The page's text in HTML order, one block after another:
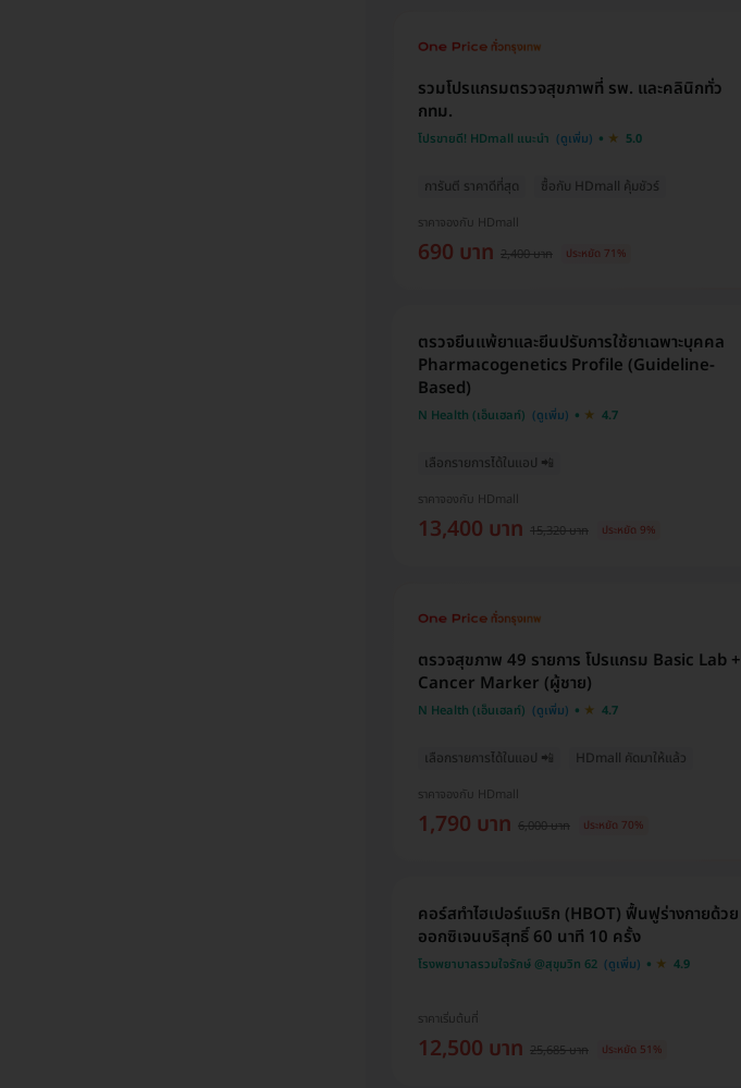
การันตี ราคาดีที่สุด ซื้อกับ HDmall คุ้มชัวร์
รวมโปรแกรมตรวจสุขภาพที่ รพ. และคลินิกทั่ว
กทม.
โปรขายดี! HDmall แนะนำ 5.0
ราคาจองกับ HDmall
690 บาท 2,400 บาท ประหยัด 71%
เลือกรายการได้ในแอป 📲
ตรวจยีนแพ้ยาและยีนปรับการใช้ยาเฉพาะบุคคล
Pharmacogenetics Profile (Guideline-
Based)
N Health (เอ็นเฮลท์) 4.7
ราคาจองกับ HDmall
13,400 บาท 15,320 บาท ประหยัด 9%
เลือกรายการได้ในแอป 📲 HDmall คัดมาให้แล้ว
ตรวจสุขภาพ 49 รายการ โปรแกรม Basic Lab +
Cancer Marker (ผู้ชาย)
N Health (เอ็นเฮลท์) 4.7
ราคาจองกับ HDmall
1,790 บาท 6,000 บาท ประหยัด 70%
คอร์สทำไฮเปอร์แบริก (HBOT) ฟื้นฟูร่างกายด้วย
ออกซิเจนบริสุทธิ์ 60 นาที 10 ครั้ง
โรงพยาบาลรวมใจรักษ์ @สุขุมวิท 62 4.9
ราคาเริ่มต้นที่
12,500 บาท 25,685 บาท ประหยัด 51%